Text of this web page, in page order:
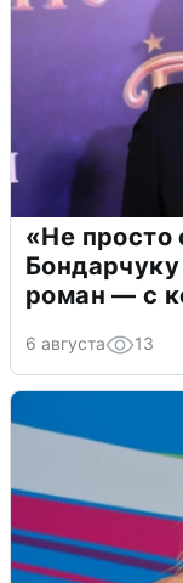
«Не просто
роман — с
6 августа 13